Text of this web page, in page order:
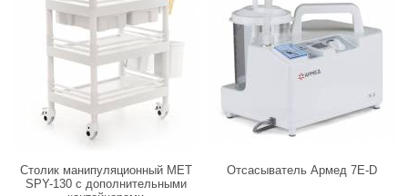
Столик манипуляционный МЕТ
SPY-130 с дополнительными
Отсасыватель Армед 7E-D